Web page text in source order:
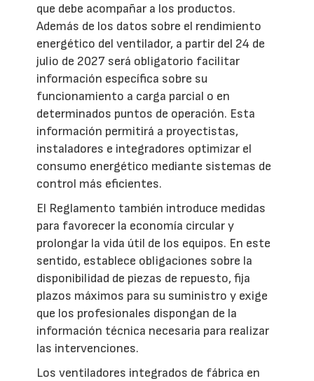
que debe acompañar a los productos.
Además de los datos sobre el rendimiento
energético del ventilador, a partir del 24 de
julio de 2027 será obligatorio facilitar
información específica sobre su
funcionamiento a carga parcial o en
determinados puntos de operación. Esta
información permitirá a proyectistas,
instaladores e integradores optimizar el
consumo energético mediante sistemas de
control más eficientes.
El Reglamento también introduce medidas
para favorecer la economía circular y
prolongar la vida útil de los equipos. En este
sentido, establece obligaciones sobre la
disponibilidad de piezas de repuesto, fija
plazos máximos para su suministro y exige
que los profesionales dispongan de la
información técnica necesaria para realizar
las intervenciones.
Los ventiladores integrados de fábrica en